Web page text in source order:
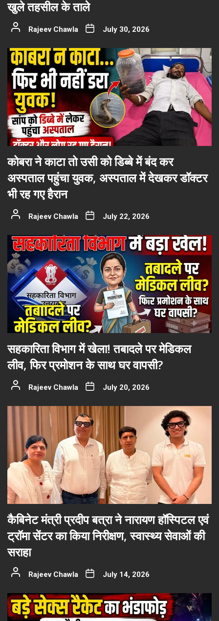
खुले तहसील के ताले
Rajeev Chawla July 30, 2026
कोबरा ने काटा तो उसी को डिब्बे में बंद कर
अस्पताल पहुंचा युवक, अस्पताल में देखकर डॉक्टर
भी रह गए हैरान
Rajeev Chawla July 22, 2026
सहकारिता विभाग में खेला! तबादले पर मेडिकल
लीव, फिर प्रमोशन के साथ घर वापसी?
Rajeev Chawla July 20, 2026
कैबिनेट मंत्री प्रदीप बत्रा ने नारायण हॉस्पिटल एवं
ट्रॉमा सेंटर का किया निरीक्षण, स्वास्थ्य सेवाओं की
सराहा
Rajeev Chawla July 14, 2026